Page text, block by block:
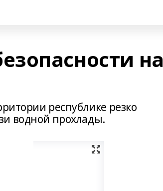
на
республике резко
водной прохлады.